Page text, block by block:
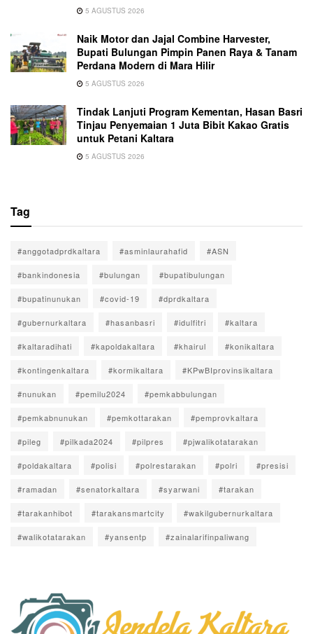
5 AGUSTUS 2026
Naik Motor dan Jajal Combine Harvester,
Bupati Bulungan Pimpin Panen Raya & Tanam
Perdana Modern di Mara Hilir
5 AGUSTUS 2026
Tindak Lanjuti Program Kementan, Hasan Basri
Tinjau Penyemaian 1 Juta Bibit Kakao Gratis
untuk Petani Kaltara
5 AGUSTUS 2026
Tag
#anggotadprdkaltara #asminlaurahafid #ASN
#bankindonesia #bulungan #bupatibulungan
#bupatinunukan #covid-19 #dprdkaltara
#gubernurkaltara #hasanbasri #idulfitri #kaltara
#kaltaradihati #kapoldakaltara #khairul #konikaltara
#kontingenkaltara #kormikaltara #KPwBIprovinsikaltara
#nunukan #pemilu2024 #pemkabbulungan
#pemkabnunukan #pemkottarakan #pemprovkaltara
#pileg #pilkada2024 #pilpres #pjwalikotatarakan
#poldakaltara #polisi #polrestarakan #polri #presisi
#ramadan #senatorkaltara #syarwani #tarakan
#tarakanhibot #tarakansmartcity #wakilgubernurkaltara
#walikotatarakan #yansentp #zainalarifinpaliwang